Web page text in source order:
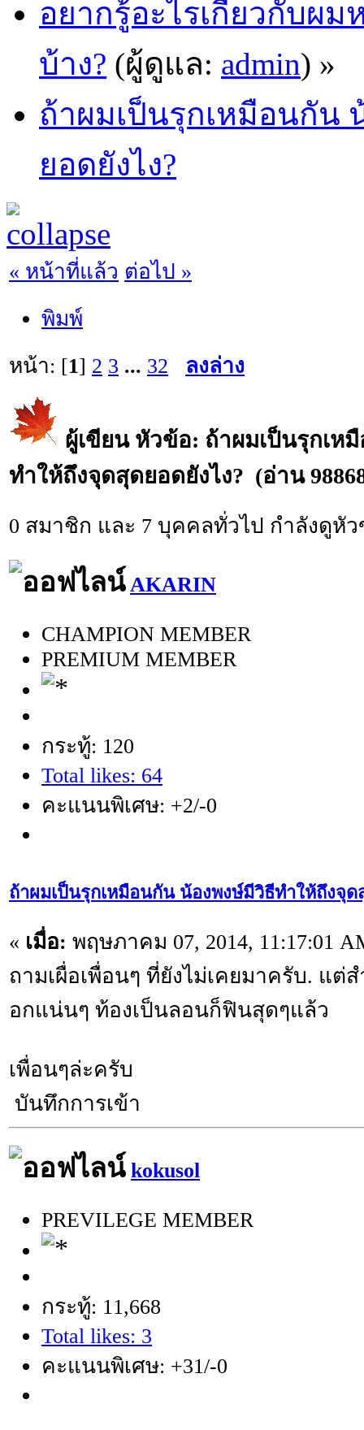
อยากรู้อะไรเกี่ยวกับผ
บ้าง? (ผู้ดูแล: admin) »
ถ้าผมเป็นรุกเหมือนกัน
ยอดยังไง?
« หน้าที่แล้ว ต่อไป »
พิมพ์
หน้า: [1] 2 3 ... 32 ลงล่าง
ผู้เขียนหัวข้อ: ถ้าผมเป็นรุกเห
ทำให้ถึงจุดสุดยอดยังไง? (อ่าน
0 สมาชิก และ 7 บุคคลทั่วไป กำลังดูหั
AKARIN
CHAMPION MEMBER
PREMIUM MEMBER
กระทู้: 120
Total likes: 64
คะแนนพิเศษ: +2/-0
ถ้าผมเป็นรุกเหมือนกัน น้องพงษ์มีวิธีทำให้ถึงจุด
« เมื่อ: พฤษภาคม 07, 2014, 11:17:01
ถามเผื่อเพื่อนๆ ที่ยังไม่เคยมาครับ. แต่
อกแน่นๆ ท้องเป็นลอนก็ฟินสุดๆแล้ว
เพื่อนๆล่ะครับ
บันทึกการเข้า
kokusol
PREVILEGE MEMBER
กระทู้: 11,668
Total likes: 3
คะแนนพิเศษ: +31/-0